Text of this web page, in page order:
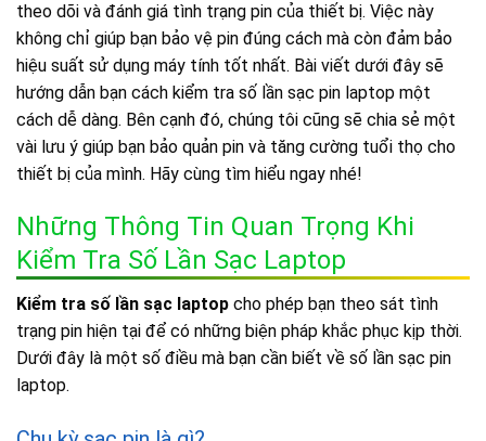
theo dõi và đánh giá tình trạng pin của thiết bị. Việc này
không chỉ giúp bạn bảo vệ pin đúng cách mà còn đảm bảo
hiệu suất sử dụng máy tính tốt nhất. Bài viết dưới đây sẽ
hướng dẫn bạn cách kiểm tra số lần sạc pin laptop một
cách dễ dàng. Bên cạnh đó, chúng tôi cũng sẽ chia sẻ một
vài lưu ý giúp bạn bảo quản pin và tăng cường tuổi thọ cho
thiết bị của mình. Hãy cùng tìm hiểu ngay nhé!
Những Thông Tin Quan Trọng Khi
Kiểm Tra Số Lần Sạc Laptop
Kiểm tra số lần sạc laptop cho phép bạn theo sát tình
trạng pin hiện tại để có những biện pháp khắc phục kịp thời.
Dưới đây là một số điều mà bạn cần biết về số lần sạc pin
laptop.